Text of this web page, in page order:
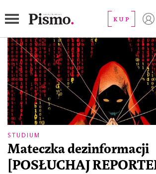
KUP
STUDIUM
Mateczka dezinformacji
[POSŁUCHAJ